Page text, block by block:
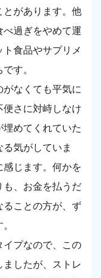
とがあります。他
べ過ぎをやめて運
食品やサプリメ
す。
なくても平気に
便さに対峙しなけ
めてくれていた
気がしていま
じます。何かを
も、お金を払うだ
ることの方が、ず
イプなので、この
ましたが、ストレ